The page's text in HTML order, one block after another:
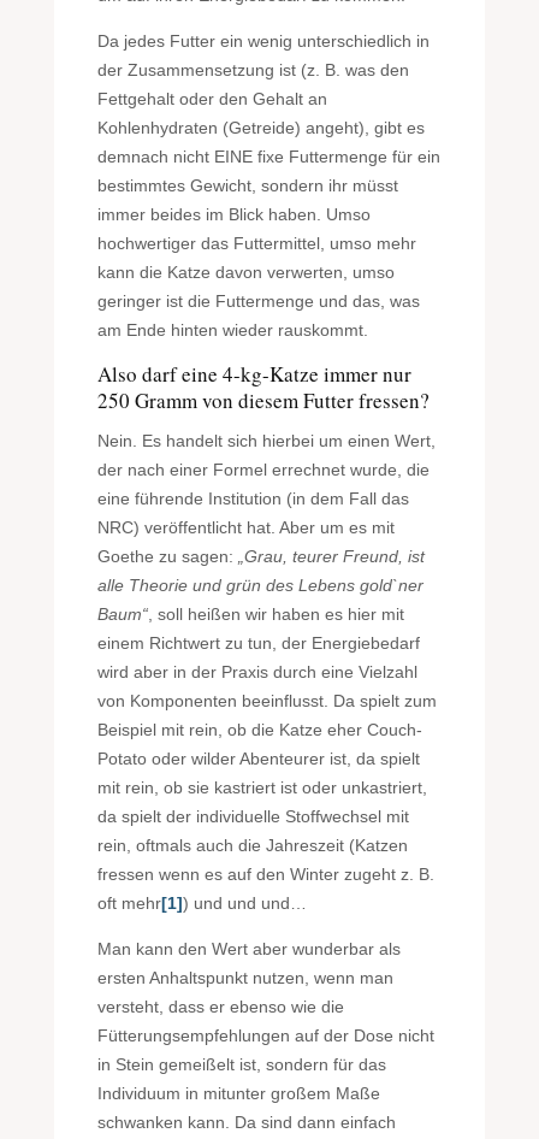
Da jedes Futter ein wenig unterschiedlich in
der Zusammensetzung ist (z. B. was den
Fettgehalt oder den Gehalt an
Kohlenhydraten (Getreide) angeht), gibt es
demnach nicht EINE fixe Futtermenge für ein
bestimmtes Gewicht, sondern ihr müsst
immer beides im Blick haben. Umso
hochwertiger das Futtermittel, umso mehr
kann die Katze davon verwerten, umso
geringer ist die Futtermenge und das, was
am Ende hinten wieder rauskommt.
Also darf eine 4-kg-Katze immer nur
250 Gramm von diesem Futter fressen?
Nein. Es handelt sich hierbei um einen Wert,
der nach einer Formel errechnet wurde, die
eine führende Institution (in dem Fall das
NRC) veröffentlicht hat. Aber um es mit
Goethe zu sagen:
„Grau, teurer Freund, ist
alle Theorie und grün des Lebens gold`ner
Baum“, soll heißen wir haben es hier mit
einem Richtwert zu tun, der Energiebedarf
wird aber in der Praxis durch eine Vielzahl
von Komponenten beeinflusst. Da spielt zum
Beispiel mit rein, ob die Katze eher Couch-
Potato oder wilder Abenteurer ist, da spielt
mit rein, ob sie kastriert ist oder unkastriert,
da spielt der individuelle Stoffwechsel mit
rein, oftmals auch die Jahreszeit (Katzen
fressen wenn es auf den Winter zugeht z. B.
oft mehr[1]) und und und…
Man kann den Wert aber wunderbar als
ersten Anhaltspunkt nutzen, wenn man
versteht, dass er ebenso wie die
Fütterungsempfehlungen auf der Dose nicht
in Stein gemeißelt ist, sondern für das
Individuum in mitunter großem Maße
schwanken kann. Da sind dann einfach